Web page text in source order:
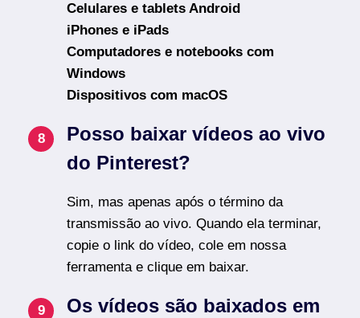
Celulares e tablets Android
iPhones e iPads
Computadores e notebooks com
Windows
Dispositivos com macOS
Posso baixar vídeos ao vivo
do Pinterest?
Sim, mas apenas após o término da
transmissão ao vivo. Quando ela terminar,
copie o link do vídeo, cole em nossa
ferramenta e clique em baixar.
Os vídeos são baixados em